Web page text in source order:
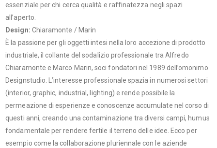
essenziale per chi cerca qualità e raffinatezza negli spazi
all’aperto.
Design: Chiaramonte / Marin
È la passione per gli oggetti intesi nella loro accezione di prodotto
industriale, il collante del sodalizio professionale tra Alfredo
Chiaramonte e Marco Marin, soci fondatori nel 1989 dell’omonimo
Designstudio. L’interesse professionale spazia in numerosi settori
(interior, graphic, industrial, lighting) e rende possibile la
permeazione di esperienze e conoscenze accumulate nel corso di
questi anni, creando una contaminazione tra diversi campi, humus
fondamentale per rendere fertile il terreno delle idee. Ecco per
esempio come la collaborazione pluriennale con le aziende